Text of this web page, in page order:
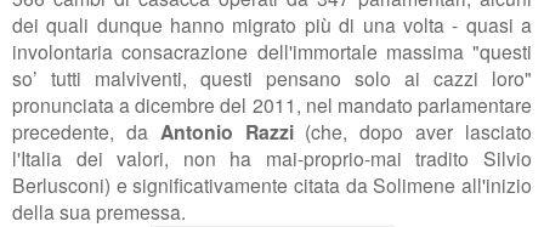
dei quali dunque hanno migrato più di una volta - quasi a
involontaria consacrazione dell'immortale massima "questi
so’ tutti malviventi, questi pensano solo ai cazzi loro"
pronunciata a dicembre del 2011, nel mandato parlamentare
precedente, da Antonio Razzi (che, dopo aver lasciato
l'Italia dei valori, non ha mai-proprio-mai tradito Silvio
Berlusconi) e significativamente citata da Solimene all'inizio
della sua premessa.